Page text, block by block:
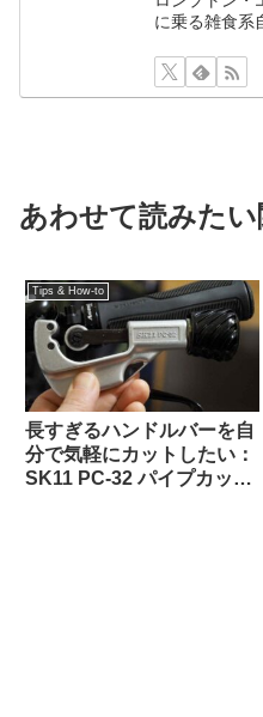
に乗る雑食系
あわせて読みたい
Tips & How-to
長すぎるハンドルバーを自
分で気軽にカットしたい：
SK11 PC-32 パイプカッタ